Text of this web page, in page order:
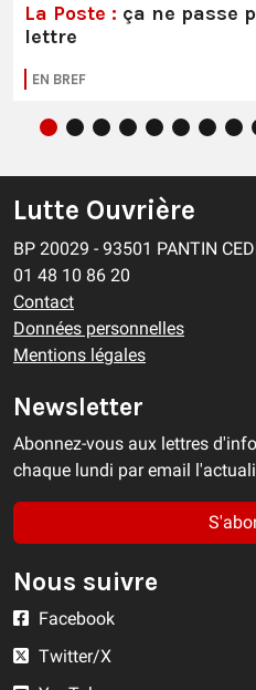
La Poste : ça ne passe
lettre
EN BREF
Lutte Ouvrière
BP 20029 - 93501 PANTIN
01 48 10 86 20
Contact
Données personnelles
Mentions légales
Newsletter
Abonnez-vous aux lettres
chaque lundi par email
Nous suivre
Facebook
Twitter/X